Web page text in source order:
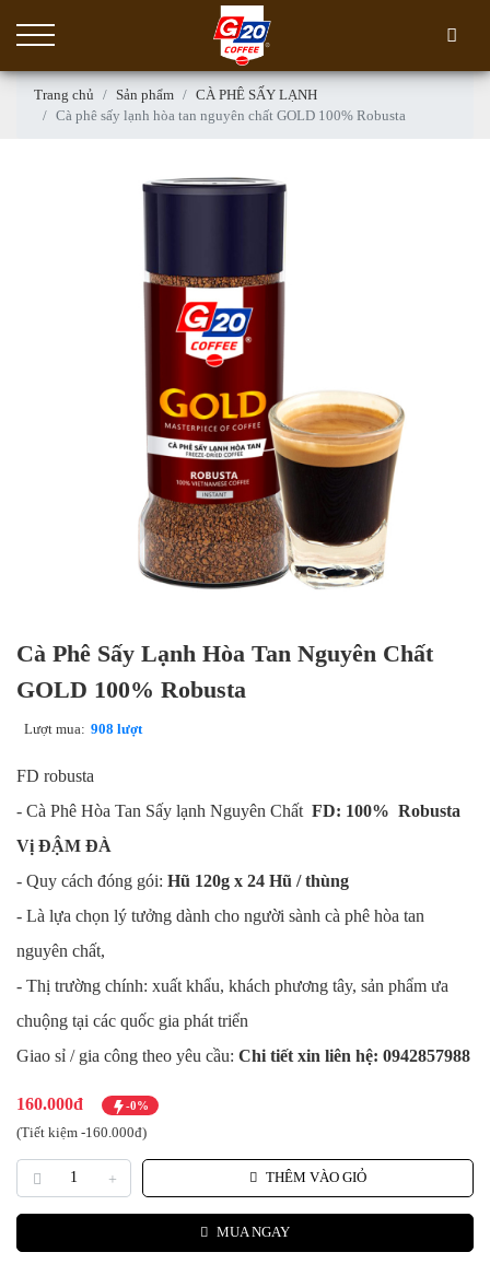
Trang chủ Sản phẩm
CÀ PHÊ SẤY LẠNH
Cà phê sấy lạnh hòa tan nguyên chất GOLD 100% Robusta
Cà Phê Sấy Lạnh Hòa Tan Nguyên Chất
GOLD 100% Robusta
Lượt mua: 908 lượt
FD robusta
- Cà Phê Hòa Tan Sấy lạnh Nguyên Chất FD: 100% Robusta
Vị ĐẬM ĐÀ
- Quy cách đóng gói: Hũ 120g x 24 Hũ / thùng
- Là lựa chọn lý tưởng dành cho người sành cà phê hòa tan
nguyên chất,
- Thị trường chính: xuất khẩu, khách phương tây, sản phẩm ưa
chuộng tại các quốc gia phát triển
Giao sỉ / gia công theo yêu cầu: Chi tiết xin liên hệ: 0942857988
160.000đ -0%
(Tiết kiệm -160.000đ)
THÊM VÀO GIỎ
MUA NGAY